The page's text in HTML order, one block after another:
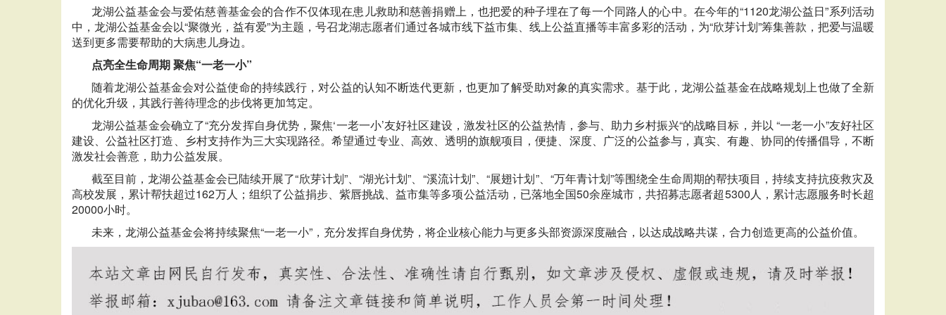
龙湖公益基金会与爱佑慈善基金会的合作不仅体现在患儿救助和慈善捐赠上，也把爱的种子埋在了每一个同路人的心中。在今年的“1120龙湖公益日”系列活动
中，龙湖公益基金会以“聚微光，益有爱”为主题，号召龙湖志愿者们通过各城市线下益市集、线上公益直播等丰富多彩的活动，为“欣芽计划”筹集善款，把爱与温暖
送到更多需要帮助的大病患儿身边。
点亮全生命周期 聚焦“一老一小”
随着龙湖公益基金会对公益使命的持续践行，对公益的认知不断迭代更新，也更加了解受助对象的真实需求。基于此，龙湖公益基金在战略规划上也做了全新
的优化升级，其践行善待理念的步伐将更加笃定。
龙湖公益基金会确立了“充分发挥自身优势，聚焦‘一老一小’友好社区建设，激发社区的公益热情，参与、助力乡村振兴“的战略目标，并以 “一老一小”友好社区
建设、公益社区打造、乡村支持作为三大实现路径。希望通过专业、高效、透明的旗舰项目，便捷、深度、广泛的公益参与，真实、有趣、协同的传播倡导，不断
激发社会善意，助力公益发展。
截至目前，龙湖公益基金会已陆续开展了“欣芽计划”、“湖光计划”、“溪流计划”、“展翅计划”、“万年青计划”等围绕全生命周期的帮扶项目，持续支持抗疫救灾及
高校发展，累计帮扶超过162万人；组织了公益捐步、紫唇挑战、益市集等多项公益活动，已落地全国50余座城市，共招募志愿者超5300人，累计志愿服务时长超
20000小时。
未来，龙湖公益基金会将持续聚焦“一老一小”，充分发挥自身优势，将企业核心能力与更多头部资源深度融合，以达成战略共谋，合力创造更高的公益价值。